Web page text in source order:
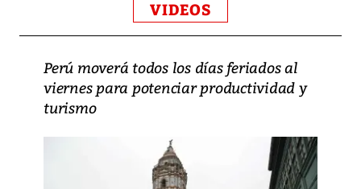
VIDEOS
Perú moverá todos los días feriados al
viernes para potenciar productividad y
turismo